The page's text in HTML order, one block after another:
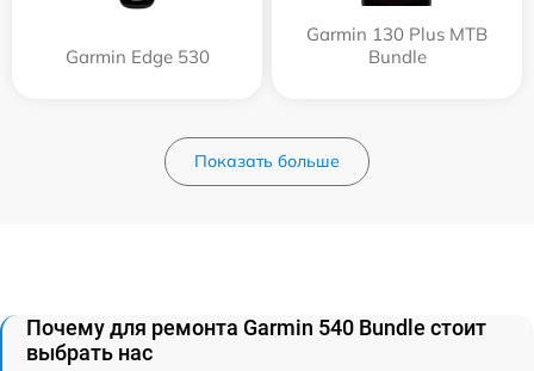
Garmin Edge 530
Garmin 130 Plus MTB
Bundle
Показать больше
Почему для ремонта Garmin 540 Bundle стоит
выбрать нас